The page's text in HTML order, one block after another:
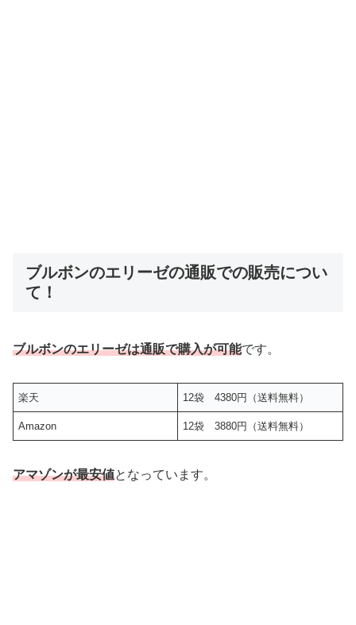
ブルボンのエリーゼの通販での販売につい
て！
ブルボンのエリーゼは通販で購入が可能です。
楽天 12袋 4380円（送料無料）
Amazon 12袋 3880円（送料無料）
アマゾンが最安値となっています。